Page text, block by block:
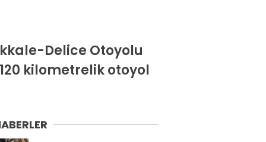
Delice Otoyolu
kilometrelik otoyol